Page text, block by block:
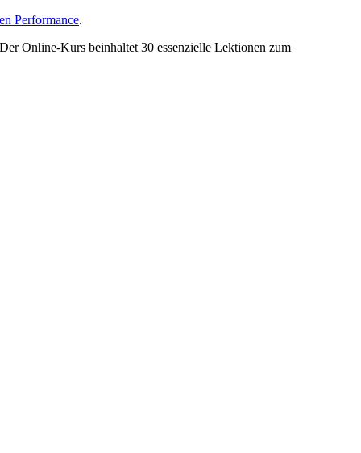
Performance.
Online-Kurs beinhaltet 30 essenzielle Lektionen zum